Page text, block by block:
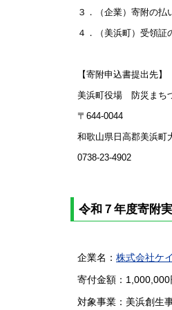
３．（企業）寄附の払
４．（美浜町）受領証
【寄附申込書提出先】
美浜町役場 防災まち
〒644-0044
和歌山県日高郡美浜町
0738-23-4902
令和７年度寄附
企業名： 株式会社ケ
寄付金額：1,000,000
対象事業：美浜創生